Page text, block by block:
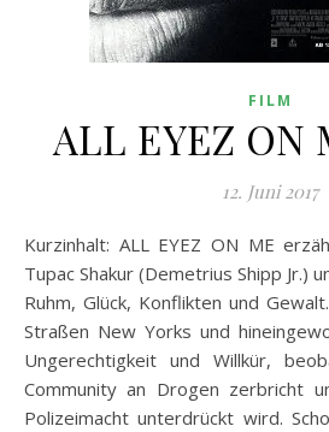
FILM
ALL EYEZ ON
12. Juni 2017
Kurzinhalt: ALL EYEZ ON ME erzählt die Geschichte von
Tupac Shakur (Demetrius Shipp Jr.)
Ruhm, Glück, Konflikten und
Straßen New Yorks und
Ungerechtigkeit und Willkür,
Community an Drogen zerbricht
Polizeimacht unterdrückt wird.